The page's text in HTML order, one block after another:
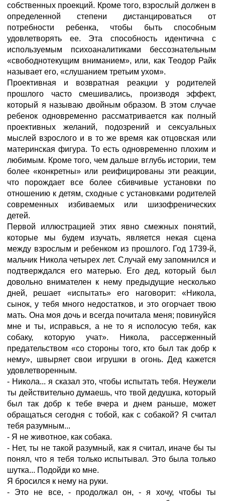
собственных проекций. Кроме того, взрослый должен в
определенной степени дистанцироваться от
потребности ребенка, чтобы быть способным
удовлетворять ее. Эта способность идентична с
используемым психоаналитиками бессознательным
«свободнотекущим вниманием», или, как Теодор Райк
называет его, «слушанием третьим ухом».
Проективная и возвратная реакции у родителей
прошлого часто смешивались, производя эффект,
который я называю двойным образом. В этом случае
ребенок одновременно рассматривается как полный
проективных желаний, подозрений и сексуальных
мыслей взрослого и в то же время как отцовская или
материнская фигура. То есть одновременно плохим и
любимым. Кроме того, чем дальше вглубь истории, тем
более «конкретны» или реифицированы эти реакции,
что порождает все более сбивчивые установки по
отношению к детям, сходные с установками родителей
современных избиваемых или шизофренических
детей.
Первой иллюстрацией этих явно смежных понятий,
которые мы будем изучать, является некая сцена
между взрослым и ребенком из прошлого. Год 1739-й,
мальчик Никола четырех лет. Случай ему запомнился и
подтверждался его матерью. Его дед, который был
довольно внимателен к нему предыдущие несколько
дней, решает «испытать» его наговорит: «Никола,
сынок, у тебя много недостатков, и это огорчает твою
мать. Она моя дочь и всегда почитала меня; повинуйся
мне и ты, исправься, а не то я исполосую тебя, как
собаку, которую учат». Никола, рассерженный
предательством «со стороны того, кто был так добр к
нему», швыряет свои игрушки в огонь. Дед кажется
удовлетворенным.
- Никола... я сказал это, чтобы испытать тебя. Неужели
ты действительно думаешь, что твой дедушка, который
был так добр к тебе вчера и днем раньше, может
обращаться сегодня с тобой, как с собакой? Я считал
тебя разумным...
- Я не животное, как собака.
- Нет, ты не такой разумный, как я считал, иначе бы ты
понял, что я тебя только испытывал. Это была только
шутка... Подойди ко мне.
Я бросился к нему на руки.
- Это не все, - продолжал он, - я хочу, чтобы ты